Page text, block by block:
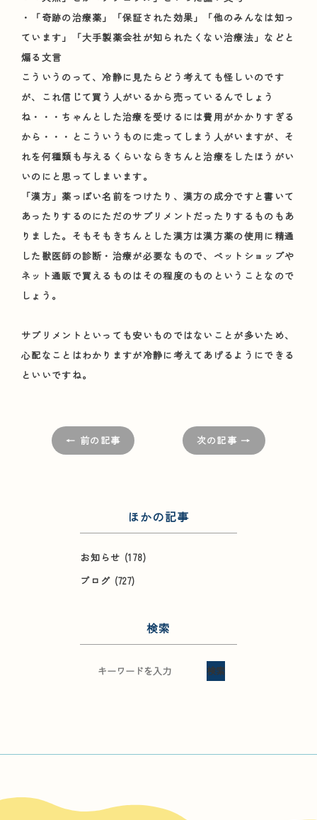
・「奇跡の治療薬」「保証された効果」「他のみんなは知っ
ています」「大手製薬会社が知られたくない治療法」などと
煽る文言
こういうのって、冷静に見たらどう考えても怪しいのです
が、これ信じて買う人がいるから売っているんでしょう
ね・・・ちゃんとした治療を受けるには費用がかかりすぎる
から・・・とこういうものに走ってしまう人がいますが、そ
れを何種類も与えるくらいならきちんと治療をしたほうがい
いのにと思ってしまいます。
「漢方」薬っぽい名前をつけたり、漢方の成分ですと書いて
あったりするのにただのサプリメントだったりするものもあ
りました。そもそもきちんとした漢方は漢方薬の使用に精通
した獣医師の診断・治療が必要なもので、ペットショップや
ネット通販で買えるものはその程度のものということなので
しょう。
サプリメントといっても安いものではないことが多いため、
心配なことはわかりますが冷静に考えてあげるようにできる
といいですね。
← 前の記事 次の記事 →
ほかの記事
お知らせ (178)
ブログ (727)
検索
検索